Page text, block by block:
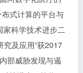
布式计算的平台与
家科学技术进步二
究及应用”获2017
部威胁发现与遏